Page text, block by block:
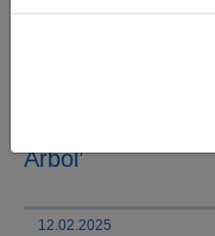
El inicio de esta
aspira de nuevo
ejemplares, se
programación
Árbol’
12.02.2025